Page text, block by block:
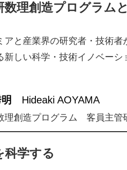
理創造プログラム
アと産業界の研究者・技術
新しい科学・技術イノベーシ
Hideaki AOYAMA
創造プログラム 客員主管
科学する